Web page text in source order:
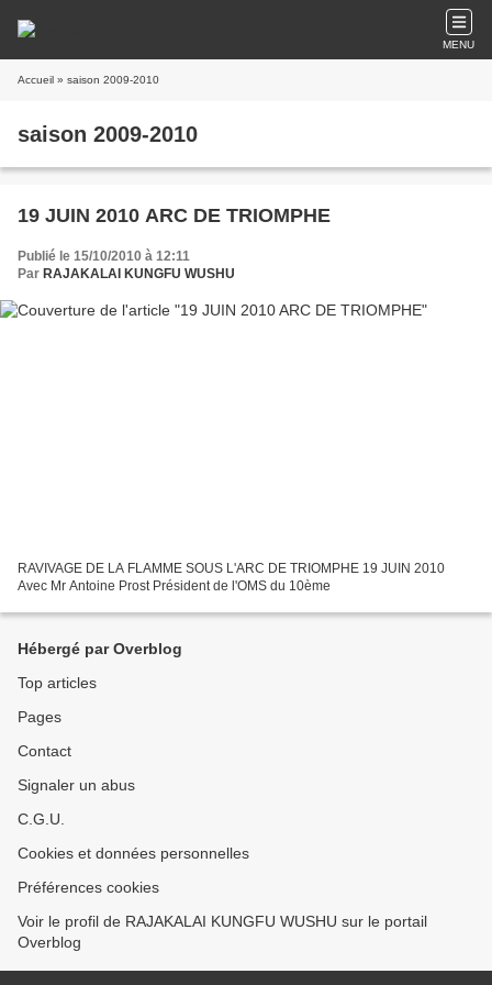
MENU
Accueil » saison 2009-2010
saison 2009-2010
19 JUIN 2010 ARC DE TRIOMPHE
Publié le 15/10/2010 à 12:11
Par RAJAKALAI KUNGFU WUSHU
RAVIVAGE DE LA FLAMME SOUS L'ARC DE TRIOMPHE 19 JUIN 2010
Avec Mr Antoine Prost Président de l'OMS du 10ème
Hébergé par Overblog
Top articles
Pages
Contact
Signaler un abus
C.G.U.
Cookies et données personnelles
Préférences cookies
Voir le profil de RAJAKALAI KUNGFU WUSHU sur le portail
Overblog